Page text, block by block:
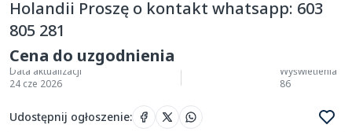
Holandii Proszę o kontakt whatsapp: 603
805 281
Cena do uzgodnienia
Data aktualizacji
24 cze 2026
Wyświetlenia
86
Udostępnij ogłoszenie: